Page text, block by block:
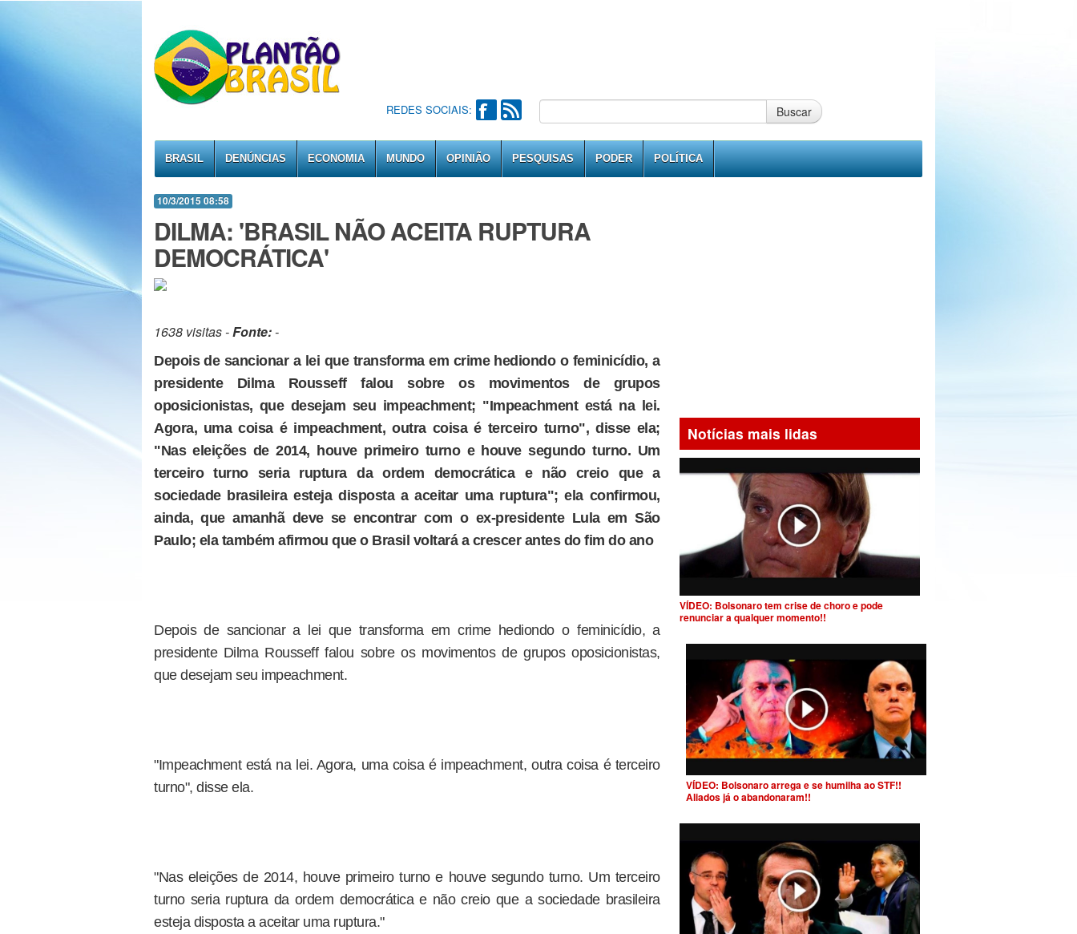
REDES SOCIAIS: Buscar
BRASIL DENÚNCIAS ECONOMIA MUNDO OPINIÃO PESQUISAS PODER POLÍTICA
10/3/2015 08:58
DILMA: 'BRASIL NÃO ACEITA RUPTURA
DEMOCRÁTICA'
1638 visitas -Fonte:-
Depois de sancionar a lei que transforma em crime hediondo o feminicídio, a
presidente Dilma Rousseff falou sobre os movimentos de grupos
oposicionistas, que desejam seu impeachment; "Impeachment está na lei.
Agora, uma coisa é impeachment, outra coisa é terceiro turno", disse ela;
"Nas eleições de 2014, houve primeiro turno e houve segundo turno. Um
terceiro turno seria ruptura da ordem democrática e não creio que a
sociedade brasileira esteja disposta a aceitar uma ruptura"; ela confirmou,
ainda, que amanhã deve se encontrar com o ex-presidente Lula em São
Paulo; ela também afirmou que o Brasil voltará a crescer antes do fim do ano
Depois de sancionar a lei que transforma em crime hediondo o feminicídio, a
presidente Dilma Rousseff falou sobre os movimentos de grupos oposicionistas,
que desejam seu impeachment.
"Impeachment está na lei. Agora, uma coisa é impeachment, outra coisa é terceiro
turno", disse ela.
"Nas eleições de 2014, houve primeiro turno e houve segundo turno. Um terceiro
turno seria ruptura da ordem democrática e não creio que a sociedade brasileira
esteja disposta a aceitar uma ruptura."
Notícias mais lidas
VÍDEO: Bolsonaro tem crise de choro e pode
renunciar a qualquer momento!!
VÍDEO: Bolsonaro arrega e se humilha ao STF!!
Aliados já o abandonaram!!